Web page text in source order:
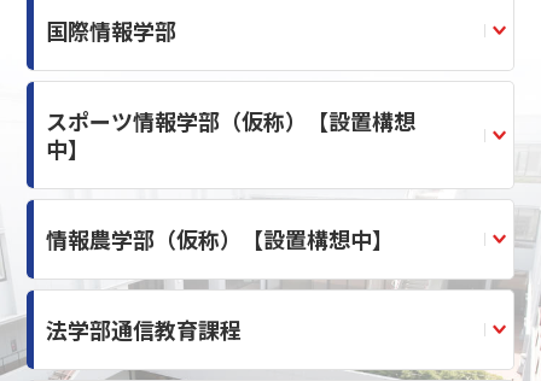
国際情報学部
スポーツ情報学部（仮称）【設置構想
中】
情報農学部（仮称）【設置構想中】
法学部通信教育課程